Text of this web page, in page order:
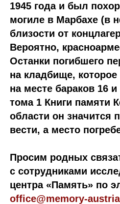
1945 года и был
могиле в Марбахе (в
близости от
Вероятно,
Останки погибшего
на кладбище,
на месте бараков 16
тома 1 Книги памяти
области он значится
вести, а место
Просим родных
с сотрудниками
центра «Память» по
office@memory-